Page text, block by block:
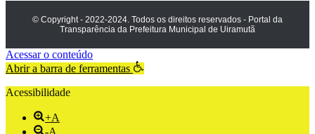
© Copyright - 2022-2024. Todos os direitos reservados - Portal da
Transparência da Prefeitura Municipal de Uiramutã
Acessar o conteúdo
Abrir a barra de ferramentas
Acessibilidade
+A
-A